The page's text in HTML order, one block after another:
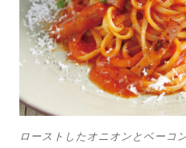
ローストしたオニオンとベーコ